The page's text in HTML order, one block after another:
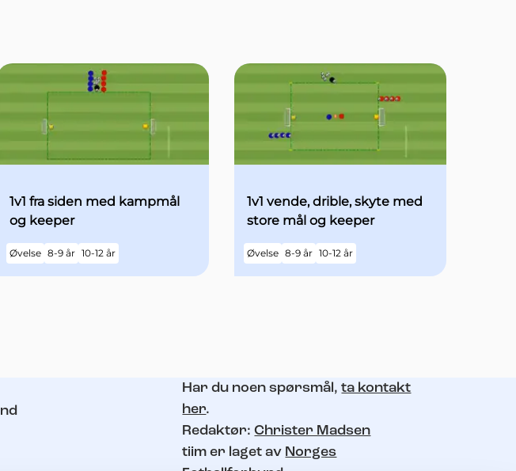
1v1 fra siden med kampmål
og keeper
Øvelse 8-9 år 10-12 år
1v1 vende, drible, skyte med
store mål og keeper
Øvelse 8-9 år 10-12 år
Har du noen spørsmål,ta kontakt
her.
Redaktør:Christer Madsen
tiim er laget av Norges